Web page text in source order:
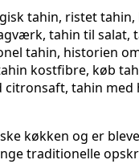
køkken og er
traditionelle